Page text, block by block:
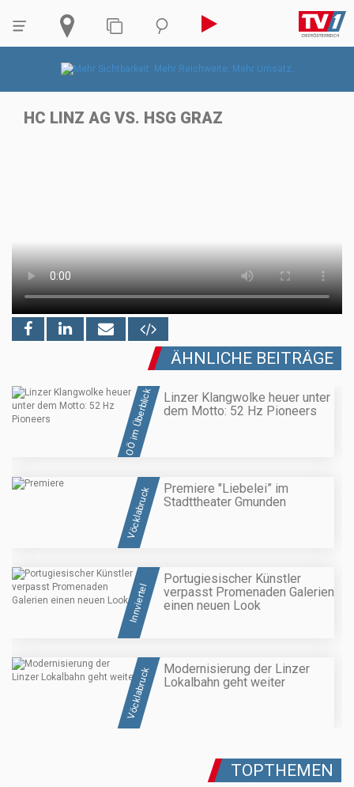
HC LINZ AG VS. HSG GRAZ
ÄHNLICHE BEITRÄGE
OÖ im Überblick
Linzer Klangwolke heuer unter
dem Motto: 52 Hz Pioneers
Vöcklabruck
Premiere "Liebelei” im
Stadttheater Gmunden
Innviertel
Portugiesischer Künstler
verpasst Promenaden Galerien
einen neuen Look
Vöcklabruck
Modernisierung der Linzer
Lokalbahn geht weiter
TOPTHEMEN